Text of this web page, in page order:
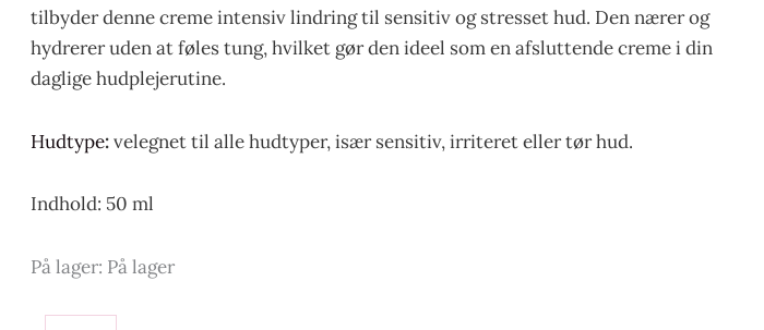
tilbyder denne creme intensiv lindring til sensitiv og stresset hud. Den nærer og
hydrerer uden at føles tung, hvilket gør den ideel som en afsluttende creme i din
daglige hudplejerutine.
Hudtype:velegnet til alle hudtyper, især sensitiv, irriteret eller tør hud.
Indhold: 50 ml
På lager: På lager